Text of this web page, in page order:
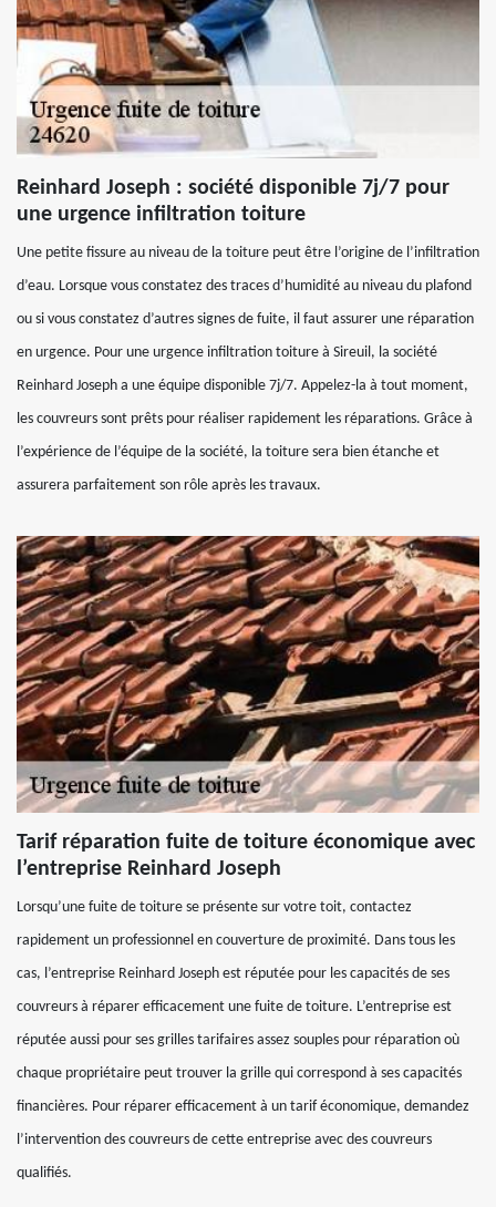
Reinhard Joseph : société disponible 7j/7 pour
une urgence infiltration toiture
Une petite fissure au niveau de la toiture peut être l’origine de l’infiltration
d’eau. Lorsque vous constatez des traces d’humidité au niveau du plafond
ou si vous constatez d’autres signes de fuite, il faut assurer une réparation
en urgence. Pour une urgence infiltration toiture à Sireuil, la société
Reinhard Joseph a une équipe disponible 7j/7. Appelez-la à tout moment,
les couvreurs sont prêts pour réaliser rapidement les réparations. Grâce à
l’expérience de l’équipe de la société, la toiture sera bien étanche et
assurera parfaitement son rôle après les travaux.
Tarif réparation fuite de toiture économique avec
l’entreprise Reinhard Joseph
Lorsqu’une fuite de toiture se présente sur votre toit, contactez
rapidement un professionnel en couverture de proximité. Dans tous les
cas, l’entreprise Reinhard Joseph est réputée pour les capacités de ses
couvreurs à réparer efficacement une fuite de toiture. L’entreprise est
réputée aussi pour ses grilles tarifaires assez souples pour réparation où
chaque propriétaire peut trouver la grille qui correspond à ses capacités
financières. Pour réparer efficacement à un tarif économique, demandez
l’intervention des couvreurs de cette entreprise avec des couvreurs
qualifiés.